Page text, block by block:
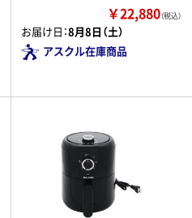
￥22,880（税込）
お届け日：8月8日（土）
アスクル在庫商品